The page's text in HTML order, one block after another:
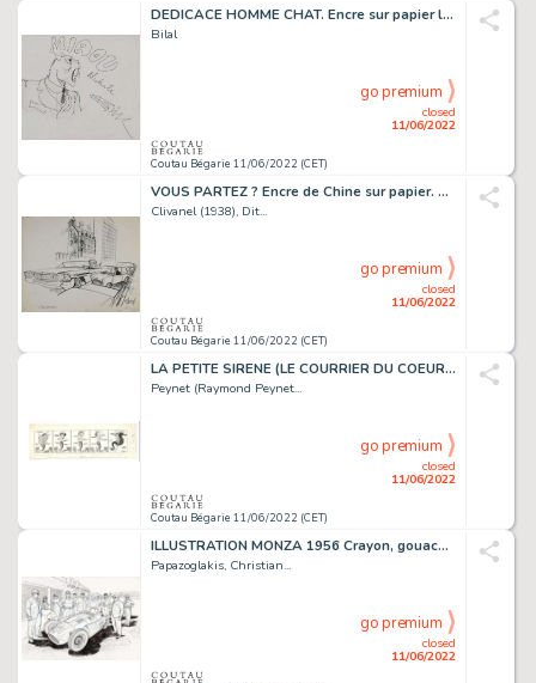
DEDICACE HOMME CHAT. Encre sur papier libre. Signé....
Bilal
Coutau Bégarie 11/06/2022 (CET)
closed
11/06/2022
go premium
VOUS PARTEZ ? Encre de Chine sur papier. Signé en bas...
Clivanel (1938), Dit...
Coutau Bégarie 11/06/2022 (CET)
closed
11/06/2022
go premium
LA PETITE SIRENE (LE COURRIER DU COEUR) Encre de Chine...
Peynet (Raymond Peynet...
Coutau Bégarie 11/06/2022 (CET)
closed
11/06/2022
go premium
ILLUSTRATION MONZA 1956 Crayon, gouache blanche, feutre...
Papazoglakis, Christian...
closed
11/06/2022
go premium